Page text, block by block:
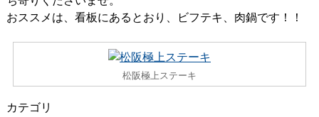
おススメは、看板にあるとおり、ビフテキ、肉鍋です！！
松阪極上ステーキ
カテゴリ